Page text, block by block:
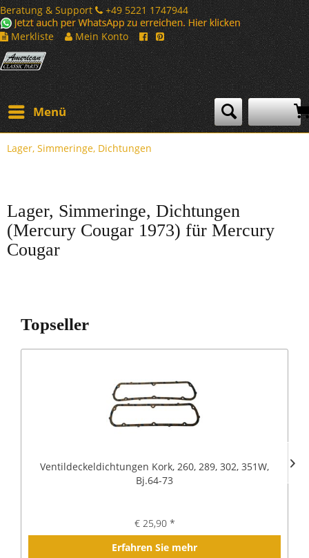
Beratung & Support
+49 5221 1747944
Merkliste
Mein Konto
Menü
Lager, Simmeringe, Dichtungen
Lager, Simmeringe, Dichtungen
(Mercury Cougar 1973) für Mercury
Cougar
Topseller
Ventildeckeldichtungen Kork, 260, 289, 302, 351W,
Bj.64-73
€ 25,90 *
Erfahren Sie mehr